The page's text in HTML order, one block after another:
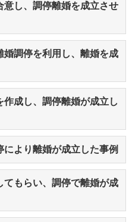
し、調停離婚を成立させ
調停を利用し、離婚を成
成し、調停離婚が成立し
より離婚が成立した事例
もらい、調停で離婚が成